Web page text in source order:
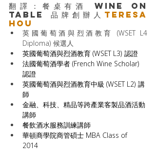
翻譯：餐桌有酒 WINE on
Table 品牌創辦人 Teresa
HOU
英國葡萄酒與烈酒教育 (WSET L4
Diploma) 候選人
英國葡萄酒與烈酒教育 (WSET L3) 認證
法國葡萄酒學者 (French Wine Scholar)
認證
英國葡萄酒與烈酒教育中級 (WSET L2) 講
師
金融、科技、精品等跨產業客製品酒活動
講師
餐飲酒水服務訓練講師
華頓商學院商管碩士 MBA Class of
2014